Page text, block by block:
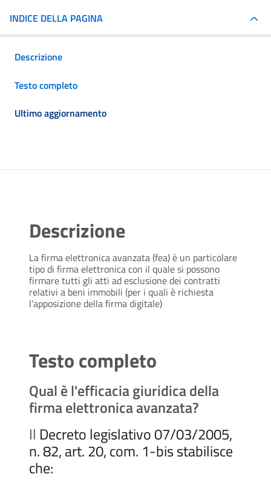
INDICE DELLA PAGINA
Descrizione
Testo completo
Ultimo aggiornamento
Descrizione
La firma elettronica avanzata (fea) è un particolare
tipo di firma elettronica con il quale si possono
firmare tutti gli atti ad esclusione dei contratti
relativi a beni immobili (per i quali è richiesta
l'apposizione della firma digitale)
Testo completo
Qual è l'efficacia giuridica della
firma elettronica avanzata?
Il Decreto legislativo 07/03/2005,
n. 82, art. 20, com. 1-bis stabilisce
che: